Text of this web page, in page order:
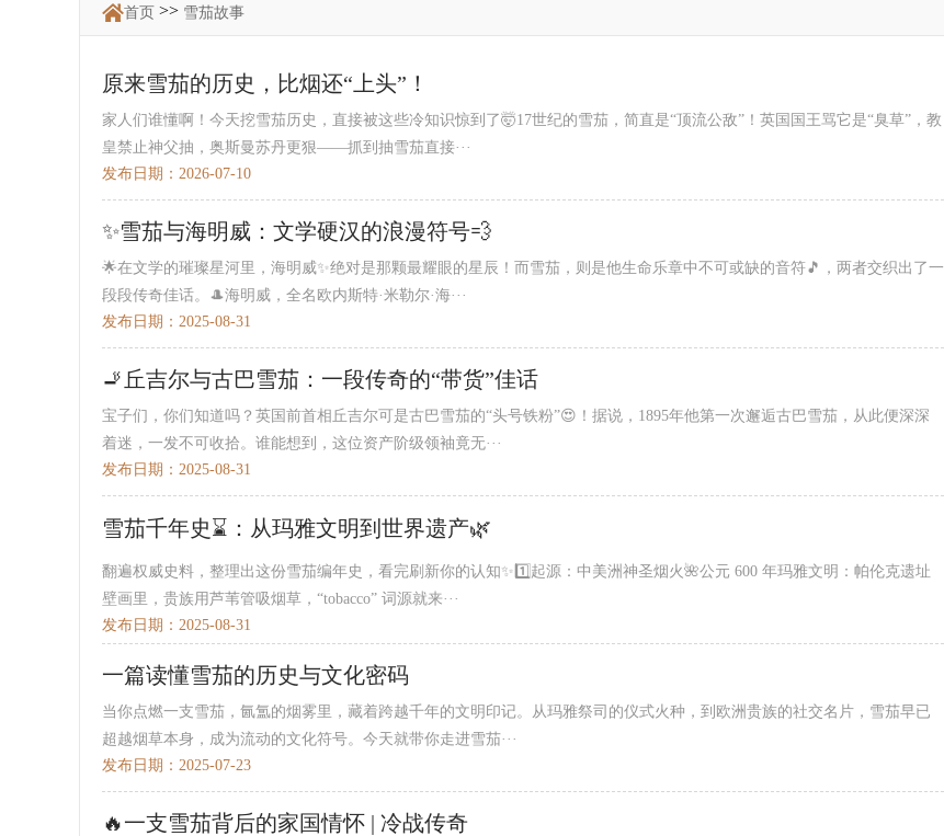
首页 >> 雪茄故事
原来雪茄的历史，比烟还“上头”！
家人们谁懂啊！今天挖雪茄历史，直接被这些冷知识惊到了🤯17世纪的雪茄，简直是“顶流公敌”！英国国王骂它是“臭草”，教
皇禁止神父抽，奥斯曼苏丹更狠——抓到抽雪茄直接···
发布日期：2026-07-10
✨雪茄与海明威：文学硬汉的浪漫符号💨
🌟在文学的璀璨星河里，海明威✨绝对是那颗最耀眼的星辰！而雪茄，则是他生命乐章中不可或缺的音符🎵，两者交织出了一
段段传奇佳话。🎩海明威，全名欧内斯特·米勒尔·海···
发布日期：2025-08-31
🚬丘吉尔与古巴雪茄：一段传奇的“带货”佳话
宝子们，你们知道吗？英国前首相丘吉尔可是古巴雪茄的“头号铁粉”😍！据说，1895年他第一次邂逅古巴雪茄，从此便深深
着迷，一发不可收拾。谁能想到，这位资产阶级领袖竟无···
发布日期：2025-08-31
雪茄千年史⌛：从玛雅文明到世界遗产🌿
翻遍权威史料，整理出这份雪茄编年史，看完刷新你的认知✨1️⃣起源：中美洲神圣烟火🌺公元 600 年玛雅文明：帕伦克遗址
壁画里，贵族用芦苇管吸烟草，“tobacco” 词源就来···
发布日期：2025-08-31
一篇读懂雪茄的历史与文化密码
当你点燃一支雪茄，氤氲的烟雾里，藏着跨越千年的文明印记。从玛雅祭司的仪式火种，到欧洲贵族的社交名片，雪茄早已
超越烟草本身，成为流动的文化符号。今天就带你走进雪茄···
发布日期：2025-07-23
🔥一支雪茄背后的家国情怀 | 冷战传奇